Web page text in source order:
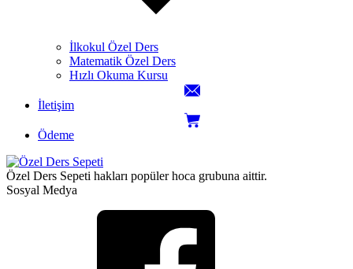
İlkokul Özel Ders
Matematik Özel Ders
Hızlı Okuma Kursu
İletişim
Ödeme
Özel Ders Sepeti hakları popüler hoca grubuna aittir.
Sosyal Medya